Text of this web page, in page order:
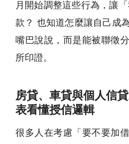
月開始調整這些行為，讓
款？ 也知道怎麼讓自己成
嘴巴說說，而是能被聯徵
所印證。
房貸、車貸與個人信
表看懂授信邏輯
很多人在考慮「要不要加